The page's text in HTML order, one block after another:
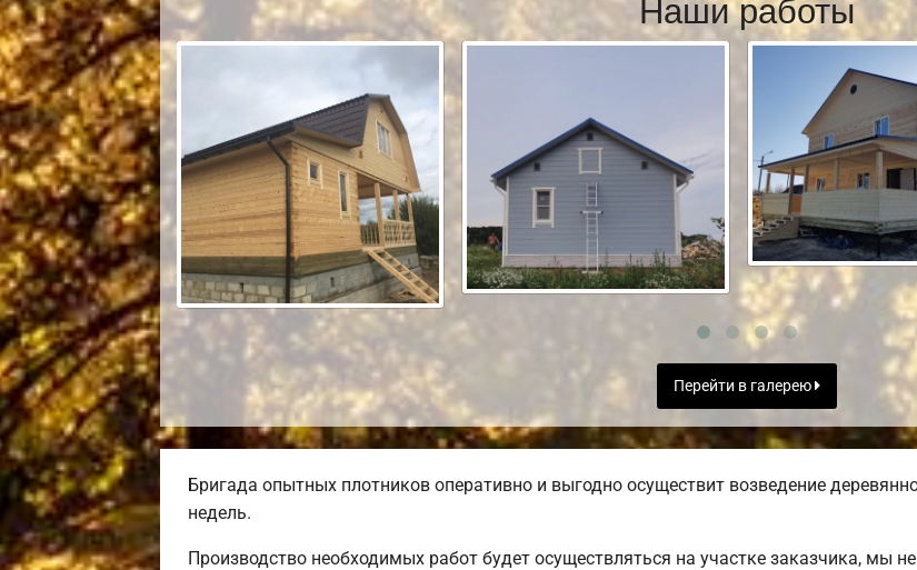
Перейти в галерею
Бригада опытных плотников оперативно и выгодно осуществит возведение
недель.
Производство необходимых работ будет осуществляться на участке заказчика, мы